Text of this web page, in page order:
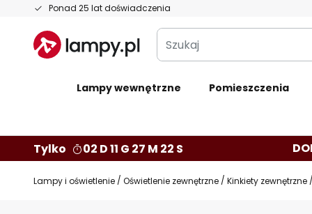
Ponad 25 lat doświadczenia
Przejdź
treści
Szukaj
Lampy wewnętrzne Pomieszczenia
Tylko 02 D 11 G 27 M 21 S
Lampy i oświetlenie Oświetlenie zewnętrzne Kinkiety zewnętrzne